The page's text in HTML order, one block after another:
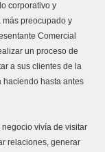
corporativo y
preocupado y
Comercial
un proceso de
a sus clientes de la
haciendo hasta antes
vivía de visitar
relaciones, generar